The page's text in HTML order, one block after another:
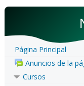
Página Principal
Anuncios de la
Cursos